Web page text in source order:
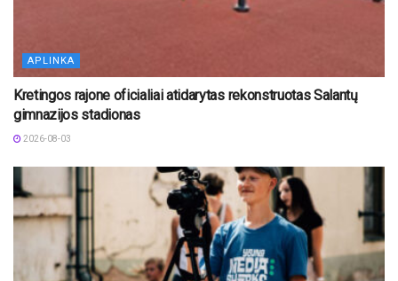
APLINKA
Kretingos rajone oficialiai atidarytas rekonstruotas Salantų
gimnazijos stadionas
2026-08-03